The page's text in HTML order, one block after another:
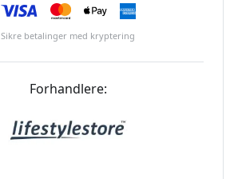
Sikre betalinger med kryptering
Forhandlere: